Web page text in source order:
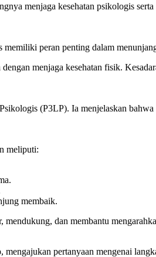
menjaga kesehatan psikologis
peran penting dalam
menjaga kesehatan fisik.
(P3LP). Ia menjelaskan
meliputi:
membaik.
dan membantu
pertanyaan mengenai